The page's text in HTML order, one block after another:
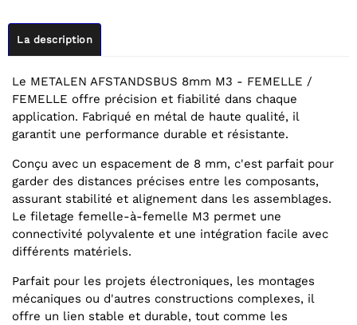
La description
Le METALEN AFSTANDSBUS 8mm M3 - FEMELLE /
FEMELLE offre précision et fiabilité dans chaque
application. Fabriqué en métal de haute qualité, il
garantit une performance durable et résistante.
Conçu avec un espacement de 8 mm, c'est parfait pour
garder des distances précises entre les composants,
assurant stabilité et alignement dans les assemblages.
Le filetage femelle-à-femelle M3 permet une
connectivité polyvalente et une intégration facile avec
différents matériels.
Parfait pour les projets électroniques, les montages
mécaniques ou d'autres constructions complexes, il
offre un lien stable et durable, tout comme les